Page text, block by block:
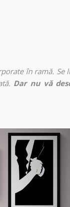
în ramă.
Dar nu vă